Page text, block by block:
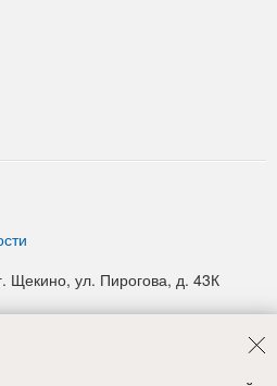
Щекино, ул. Пирогова, д. 43К